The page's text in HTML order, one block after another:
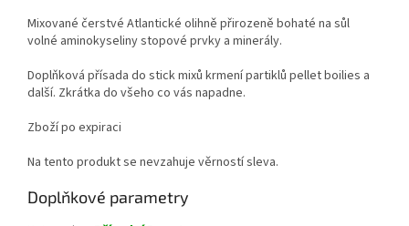
Mixované čerstvé Atlantické olihně přirozeně bohaté na sůl
volné aminokyseliny stopové prvky a minerály.
Doplňková přísada do stick mixů krmení partiklů pellet boilies a
další. Zkrátka do všeho co vás napadne.
Zboží po expiraci
Na tento produkt se nevzahuje věrností sleva.
Doplňkové parametry